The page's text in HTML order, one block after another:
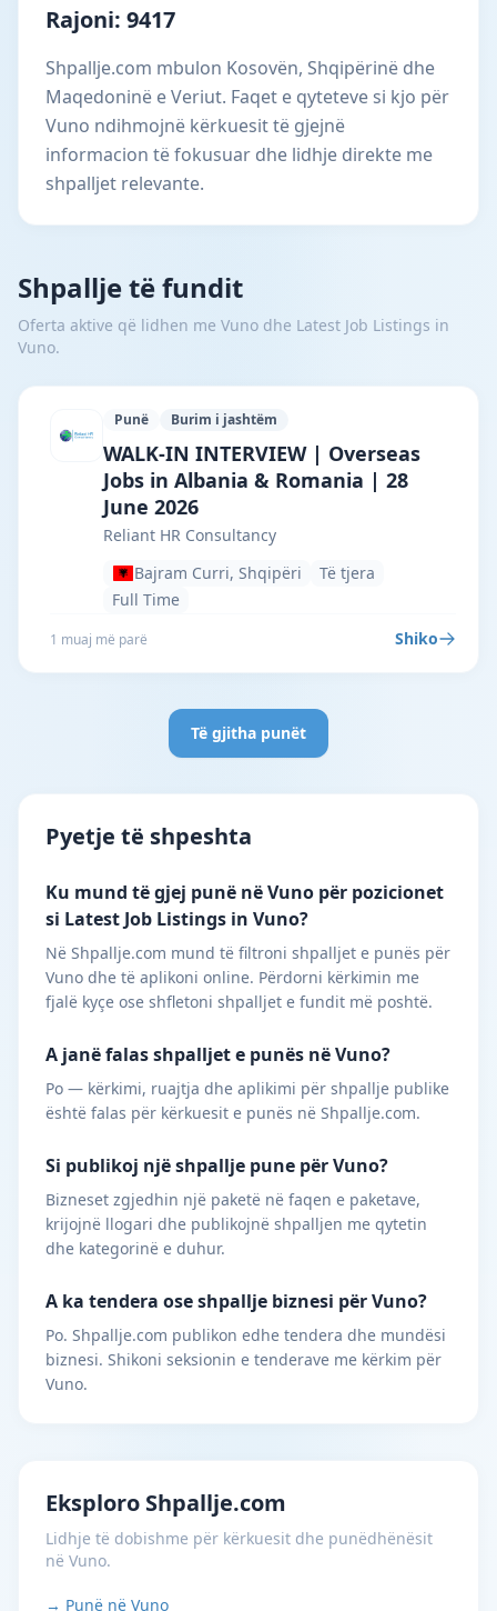
Rajoni: 9417
Shpallje.com mbulon Kosovën, Shqipërinë dhe
Maqedoninë e Veriut. Faqet e qyteteve si kjo për
Vuno ndihmojnë kërkuesit të gjejnë
informacion të fokusuar dhe lidhje direkte me
shpalljet relevante.
Shpallje të fundit
Oferta aktive që lidhen me Vuno dhe Latest Job Listings in
Vuno.
Punë Burim i jashtëm
Reliant HR Consultancy · Bajram Curri
WALK-IN INTERVIEW | Overseas
Jobs in Albania & Romania | 28
June 2026
Reliant HR Consultancy
Bajram Curri, Shqipëri
Të tjera
Full Time
1 muaj më parë Shiko
Të gjitha punët
Pyetje të shpeshta
Ku mund të gjej punë në Vuno për pozicionet
si Latest Job Listings in Vuno?
Në Shpallje.com mund të filtroni shpalljet e punës për
Vuno dhe të aplikoni online. Përdorni kërkimin me
fjalë kyçe ose shfletoni shpalljet e fundit më poshtë.
A janë falas shpalljet e punës në Vuno?
Po — kërkimi, ruajtja dhe aplikimi për shpallje publike
është falas për kërkuesit e punës në Shpallje.com.
Si publikoj një shpallje pune për Vuno?
Bizneset zgjedhin një paketë në faqen e paketave,
krijojnë llogari dhe publikojnë shpalljen me qytetin
dhe kategorinë e duhur.
A ka tendera ose shpallje biznesi për Vuno?
Po. Shpallje.com publikon edhe tendera dhe mundësi
biznesi. Shikoni seksionin e tenderave me kërkim për
Vuno.
Eksploro Shpallje.com
Lidhje të dobishme për kërkuesit dhe punëdhënësit
në Vuno.
→ Punë në Vuno